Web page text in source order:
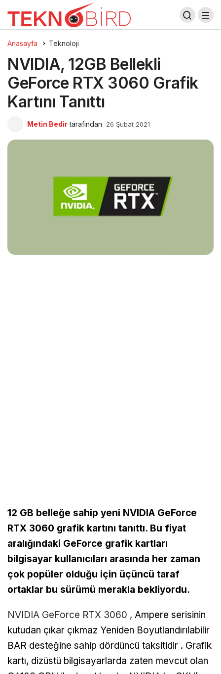
Anasayfa Teknoloji
NVIDIA, 12GB Bellekli
GeForce RTX 3060 Grafik
Kartını Tanıttı
Metin Bedir tarafından 26 Şubat 2021
12 GB belleğe sahip yeni NVIDIA GeForce
RTX 3060 grafik kartını tanıttı. Bu fiyat
aralığındaki GeForce grafik kartları
bilgisayar kullanıcıları arasında her zaman
çok popüler olduğu için üçüncü taraf
ortaklar bu sürümü merakla bekliyordu.
NVIDIA GeForce RTX 3060 , Ampere serisinin
kutudan çıkar çıkmaz Yeniden Boyutlandırılabilir
BAR desteğine sahip dördüncü taksitidir . Grafik
kartı, dizüstü bilgisayarlarda zaten mevcut olan